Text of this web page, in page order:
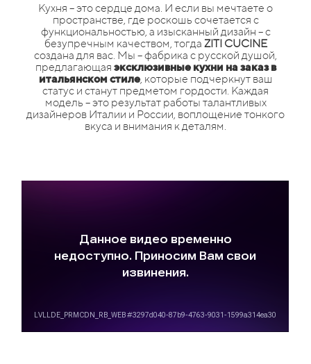
Кухня – это сердце дома. И если вы мечтаете о
пространстве, где роскошь сочетается с
функциональностью, а изысканный дизайн – с
безупречным качеством, тогда ZITI CUCINE
создана для вас. Мы – фабрика с русской душой,
предлагающая эксклюзивные кухни на заказ в
итальянском стиле, которые подчеркнут ваш
статус и станут предметом гордости. Каждая
модель – это результат работы талантливых
дизайнеров Италии и России, воплощение тонкого
вкуса и внимания к деталям.